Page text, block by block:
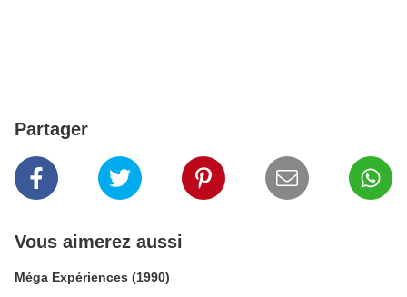
Partager
Vous aimerez aussi
Méga Expériences (1990)